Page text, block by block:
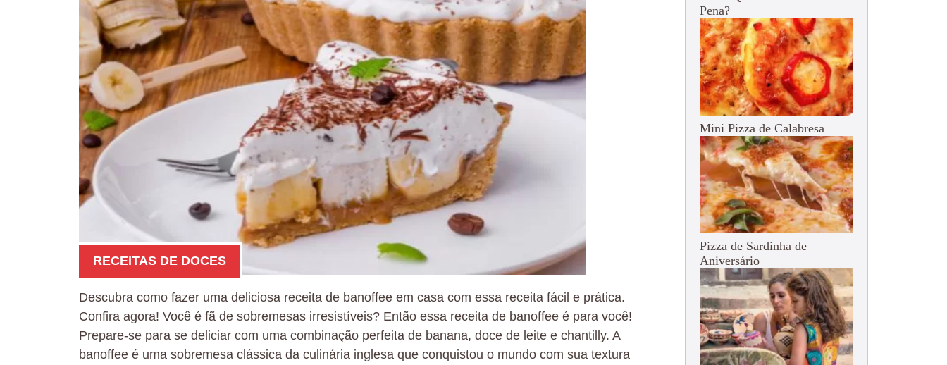
RECEITAS DE DOCES
Descubra como fazer uma deliciosa receita de banoffee em casa com essa receita fácil e prática.
Confira agora! Você é fã de sobremesas irresistíveis? Então essa receita de banoffee é para você!
Prepare-se para se deliciar com uma combinação perfeita de banana, doce de leite e chantilly. A
banoffee é uma sobremesa clássica da culinária inglesa que conquistou o mundo com sua textura
Pena?
Mini Pizza de Calabresa
Pizza de Sardinha de
Aniversário